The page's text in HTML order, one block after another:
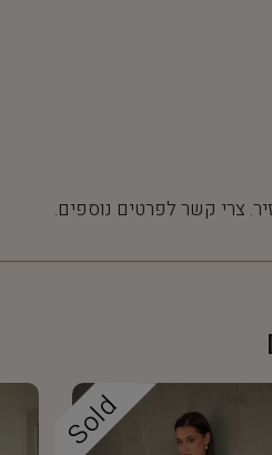
צרי קשר לפרטים נוספים.
Sold